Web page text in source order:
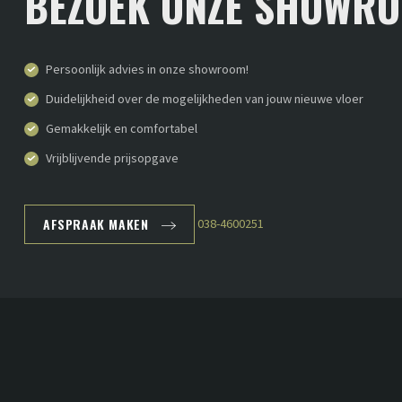
Persoonlijk advies in onze showroom!
Duidelijkheid over de mogelijkheden van jouw nieuwe vloer
Gemakkelijk en comfortabel
Vrijblijvende prijsopgave
AFSPRAAK MAKEN 038-4600251